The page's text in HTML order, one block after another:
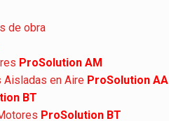
de obra
ProSolution AM
Aisladas en Aire ProSolution AA
BT
ProSolution BT